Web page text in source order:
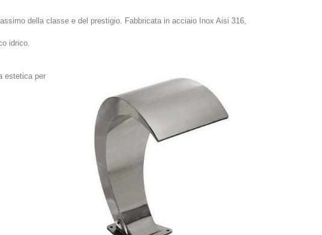
della classe e del prestigio. Fabbricata in acciaio Inox Aisi 316,
idrico.
estetica per